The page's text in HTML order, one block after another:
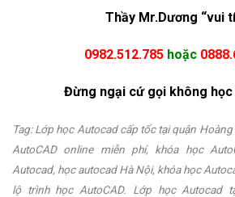
Thầy Mr.Dương “vui
0982.512.785 hoặc
Đừng ngại cứ gọi không
Tag: Lớp học Autocad cấp tốc tại quận
AutoCAD online miễn phí, khóa học
Autocad, học autocad Hà Nội, khóa học
lộ trình học AutoCAD. Lớphọc Autocad